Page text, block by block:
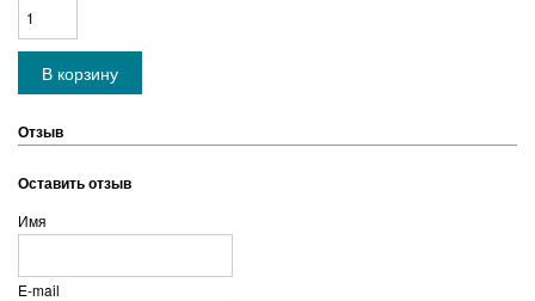
Отзыв
Оставить отзыв
Имя
E-mail